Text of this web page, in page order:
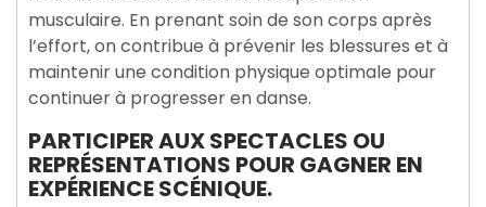
musculaire. En prenant soin de son corps après
l’effort, on contribue à prévenir les blessures et à
maintenir une condition physique optimale pour
continuer à progresser en danse.
PARTICIPER AUX SPECTACLES OU
REPRÉSENTATIONS POUR GAGNER EN
EXPÉRIENCE SCÉNIQUE.